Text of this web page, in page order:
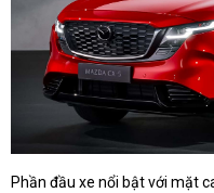
Phần đầu xe nổi bật với mặt